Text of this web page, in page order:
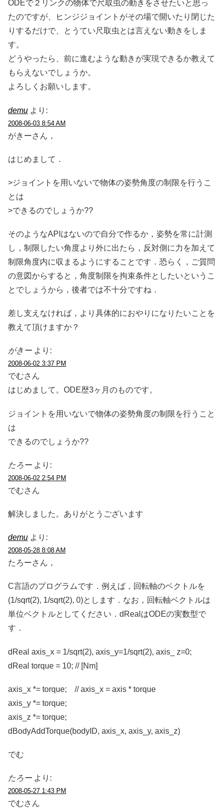
ODEで２リンクの物体で尺取虫の動きをさせたいと思っ
たのですが、ヒンジジョイントがその場で開いたり閉じた
りするだけで、とうてい尺取虫とは言えない動きをしま
す。
どうやったら、前に進むような動きが実現できるか教えて
もらえないでしょうか。
よろしくお願いします。
demu より:
2008-06-03 8:54 AM
がきーさん，
はじめまして．
>ジョイントを用いないで物体の姿勢角度の制限を行うこ
とは
>できるのでしょうか??
そのようなAPIはないので自分で作るか，姿勢を常に計測
し，制限したい角度より外に出たら，反対側に力を加えて
制限角度内に収まるようにすることです．恐らく，ご質問
の意図からすると，角度制限を拘束条件としたいというこ
とでしょうから，後者では不十分ですね．
差し支えなければ，より具体的におやりになりたいことを
教えて頂けますか？
がきー より:
2008-06-02 3:37 PM
でむさん
はじめまして。ODE歴3ヶ月のものです。
ジョイントを用いないで物体の姿勢角度の制限を行うこと
は
できるのでしょうか??
たろー より:
2008-06-02 2:54 PM
でむさん
解決しました。ありがとうございます
demu より:
2008-05-28 8:08 AM
たろーさん，
C言語のプログラムです．例えば，回転軸のベクトルを
(1/sqrt(2), 1/sqrt(2), 0)とします．なお，回転軸ベクトルは
単位ベクトルとしてください．dRealはODEの実数型で
す．
dReal axis_x = 1/sqrt(2), axis_y=1/sqrt(2), axis_ z=0;
dReal torque = 10; // [Nm]
axis_x *= torque; // axis_x = axis * torque
axis_y *= torque;
axis_z *= torque;
dBodyAddTorque(bodyID, axis_x, axis_y, axis_z)
でむ
たろー より:
2008-05-27 1:43 PM
でむさん